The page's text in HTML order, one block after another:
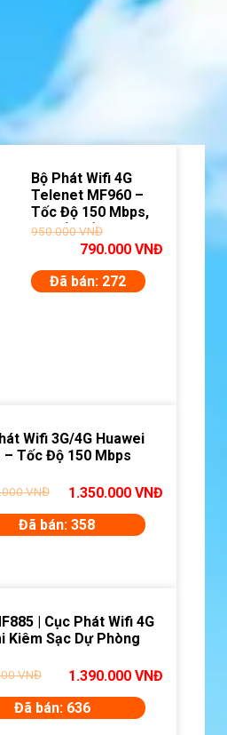
Bộ Phát Wifi 4G
Telenet MF960 –
Tốc Độ 150 Mbps,
10 Kết Nối
950.000VNĐ
790.000 VNĐ
Đã bán: 272
Wifi 3G/4G Huawei
– Tốc Độ 150 Mbps
VNĐ 1.350.000 VNĐ
Đã bán: 358
| Cục Phát Wifi 4G
Kiêm Sạc Dự Phòng
VNĐ 1.390.000 VNĐ
Đã bán: 636